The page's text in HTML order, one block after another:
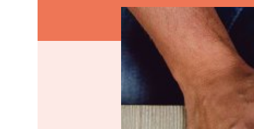
Bijbelse kernbegrippen
Bijbelstudie
Bijbelteksten memoriseren
Bijbelverhalen